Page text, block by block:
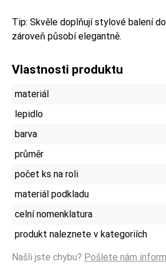
Tip: Skvěle doplňují stylové balení do
zároveň působí elegantně.
Vlastnosti produktu
materiál
lepidlo
barva
průměr
počet ks na roli
materiál podkladu
celní nomenklatura
produkt naleznete v kategoriích
Našli jste chybu? Pošlete nám